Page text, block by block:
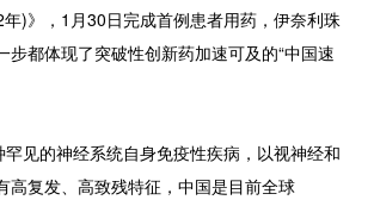
)》，1月30日完成首例患者用药，伊奈利珠
步都体现了突破性创新药加速可及的“中国速
罕见的神经系统自身免疫性疾病，以视神经和
高复发、高致残特征，中国是目前全球